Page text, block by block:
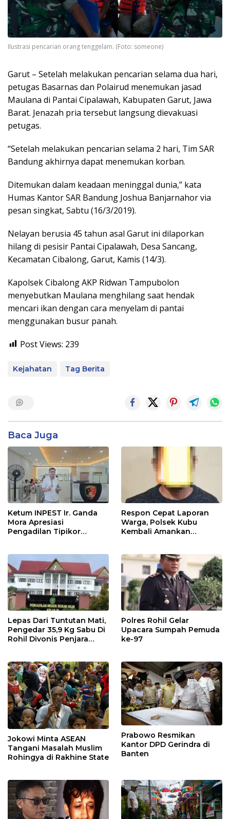
Ilustrasi pencarian orang tenggelam. (Foto: someone)
Garut – Setelah melakukan pencarian selama dua hari,
petugas Basarnas dan Polairud menemukan jasad
Maulana di Pantai Cipalawah, Kabupaten Garut, Jawa
Barat. Jenazah pria tersebut langsung dievakuasi
petugas.
“Setelah melakukan pencarian selama 2 hari, Tim SAR
Bandung akhirnya dapat menemukan korban.
Ditemukan dalam keadaan meninggal dunia,” kata
Humas Kantor SAR Bandung Joshua Banjarnahor via
pesan singkat, Sabtu (16/3/2019).
Nelayan berusia 45 tahun asal Garut ini dilaporkan
hilang di pesisir Pantai Cipalawah, Desa Sancang,
Kecamatan Cibalong, Garut, Kamis (14/3).
Kapolsek Cibalong AKP Ridwan Tampubolon
menyebutkan Maulana menghilang saat hendak
mencari ikan dengan cara menyelam di pantai
menggunakan busur panah.
Post Views: 239
Kejahatan Tag Berita
Baca Juga
Ketum INPEST Ir. Ganda
Mora Apresiasi
Pengadilan Tipikor
Respon Cepat Laporan
Warga, Polsek Kubu
Kembali Amankan
Lepas Dari Tuntutan Mati,
Pengedar 35,9 Kg Sabu Di
Rohil Divonis Penjara
Polres Rohil Gelar
Upacara Sumpah Pemuda
ke-97
Jokowi Minta ASEAN
Tangani Masalah Muslim
Rohingya di Rakhine State
Prabowo Resmikan
Kantor DPD Gerindra di
Banten